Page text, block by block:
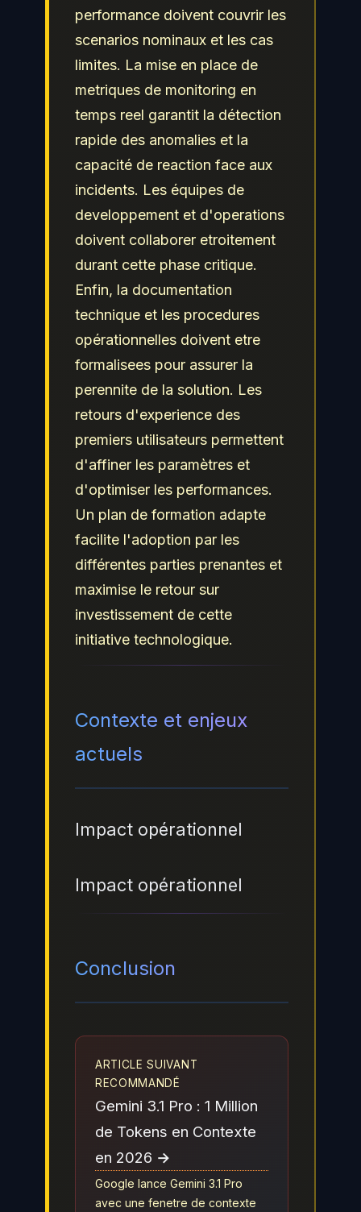
performance doivent couvrir les
scenarios nominaux et les cas
limites. La mise en place de
metriques de monitoring en
temps reel garantit la détection
rapide des anomalies et la
capacité de reaction face aux
incidents. Les équipes de
developpement et d'operations
doivent collaborer etroitement
durant cette phase critique.
Enfin, la documentation
technique et les procedures
opérationnelles doivent etre
formalisees pour assurer la
perennite de la solution. Les
retours d'experience des
premiers utilisateurs permettent
d'affiner les paramètres et
d'optimiser les performances.
Un plan de formation adapte
facilite l'adoption par les
différentes parties prenantes et
maximise le retour sur
investissement de cette
initiative technologique.
Contexte et enjeux
actuels
Impact opérationnel
Impact opérationnel
Conclusion
ARTICLE SUIVANT
RECOMMANDÉ
Gemini 3.1 Pro : 1 Million
de Tokens en Contexte
en 2026 →
Google lance Gemini 3.1 Pro
avec une fenetre de contexte